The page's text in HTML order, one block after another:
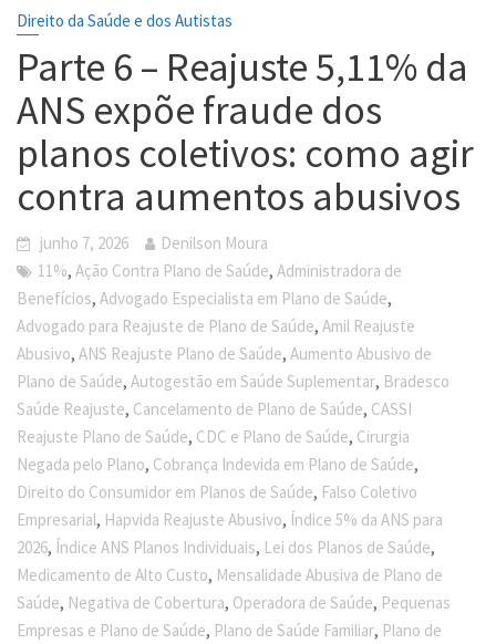
Direito da Saúde e dos Autistas
Parte 6 – Reajuste 5,11% da
ANS expõe fraude dos
planos coletivos: como agir
contra aumentos abusivos
junho 7, 2026
Denilson Moura
11%, Ação Contra Plano de Saúde, Administradora de
Benefícios, Advogado Especialista em Plano de Saúde,
Advogado para Reajuste de Plano de Saúde, Amil Reajuste
Abusivo, ANS Reajuste Plano de Saúde, Aumento Abusivo de
Plano de Saúde, Autogestão em Saúde Suplementar, Bradesco
Saúde Reajuste, Cancelamento de Plano de Saúde, CASSI
Reajuste Plano de Saúde, CDC e Plano de Saúde, Cirurgia
Negada pelo Plano, Cobrança Indevida em Plano de Saúde,
Direito do Consumidor em Planos de Saúde, Falso Coletivo
Empresarial, Hapvida Reajuste Abusivo, Índice 5% da ANS para
2026, Índice ANS Planos Individuais, Lei dos Planos de Saúde,
Medicamento de Alto Custo, Mensalidade Abusiva de Plano de
Saúde, Negativa de Cobertura, Operadora de Saúde, Pequenas
Empresas e Plano de Saúde, Plano de Saúde Familiar, Plano de